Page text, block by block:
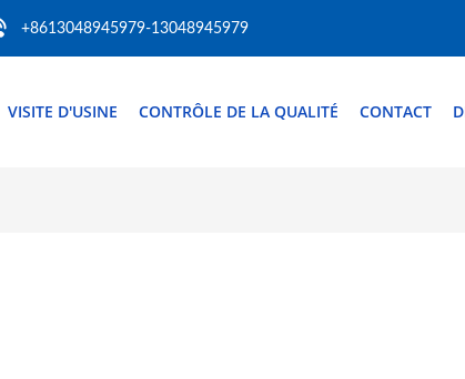
+8613048945979-13048945979
VISITE D'USINE CONTRÔLE DE LA QUALITÉ CONTACT